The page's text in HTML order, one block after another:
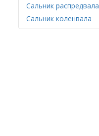
Сальник распредвала
Сальник коленвала